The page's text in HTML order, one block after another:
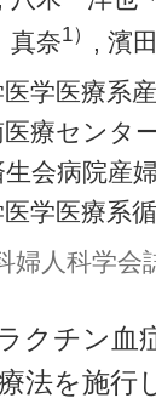
奈1） , 濱
学医療系
療センタ
会病院産
学医療系
婦人科学
クチン血
法を施行